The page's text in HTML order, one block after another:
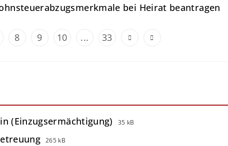
bei Heirat beantragen
8 9 10 ... 33
(Einzugsermächtigung) 35 kB
265 kB